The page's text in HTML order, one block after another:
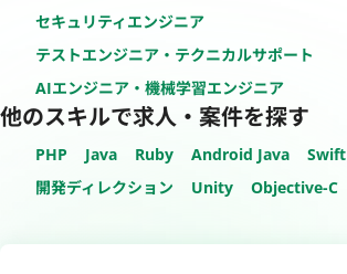
セキュリティエンジニア
テストエンジニア・テクニカルサポート
AIエンジニア・機械学習エンジニア
他のスキルで求人・案件を探す
PHP Java Ruby Android Java
Swift
開発ディレクション
Unity Objective-C